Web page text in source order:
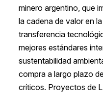
minero argentino, que
la cadena de valor en
transferencia
mejores estándares
sustentabilidad
compra a largo plazo
críticos. Proyectos de